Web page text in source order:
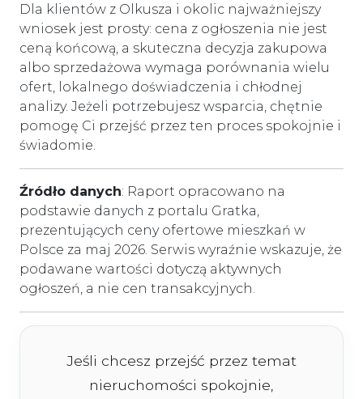
Dla klientów z Olkusza i okolic najważniejszy
wniosek jest prosty: cena z ogłoszenia nie jest
ceną końcową, a skuteczna decyzja zakupowa
albo sprzedażowa wymaga porównania wielu
ofert, lokalnego doświadczenia i chłodnej
analizy. Jeżeli potrzebujesz wsparcia, chętnie
pomogę Ci przejść przez ten proces spokojnie i
świadomie.
Źródło danych: Raport opracowano na
podstawie danych z portalu Gratka,
prezentujących ceny ofertowe mieszkań w
Polsce za maj 2026. Serwis wyraźnie wskazuje, że
podawane wartości dotyczą aktywnych
ogłoszeń, a nie cen transakcyjnych.
Jeśli chcesz przejść przez temat
nieruchomości spokojnie,